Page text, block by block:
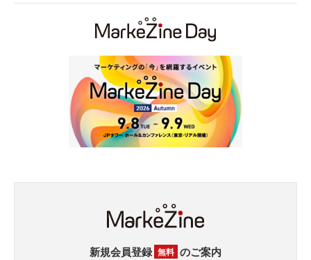
新規会員登録 無料 のご案内